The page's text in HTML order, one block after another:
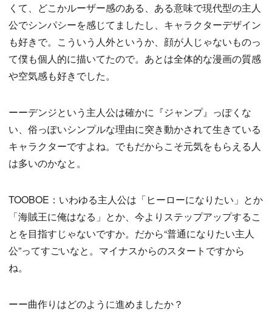
くて、どこかルーザー感のある、ある意味で現代型の主人
公でシンパシーを感じてましたし、キャラクターデザイン
も好きで。こういう人外というか、顔が人じゃないものっ
て僕も個人的に描いてたので。あとは全体的な漫画の質感
や空気感も好きでした。
ーーデンジという主人公は確かに『ジャンプ』っぽくな
い、俗っぽいシンプルな理由に突き動かされて生きている
キャラクターですよね。でもだからこそ元気をもらえる人
は多いのかなと。
TOOBOE：いわゆる主人公は「ヒーローになりたい」とか
「海賊王に俺はなる」とか、今よりステップアップするこ
とを目指すじゃないですか。だから“普通になりたい主人
公”ってすごいなと。マイナスからのスタートですから
ね。
ーー曲作りはどのように進めましたか？